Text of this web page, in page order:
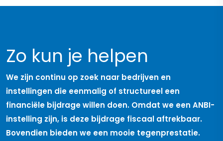
Zo kun je helpen
We zijn continu op zoek naar bedrijven en
instellingen die eenmalig of structureel een
financiële bijdrage willen doen. Omdat we een ANBI-
instelling zijn, is deze bijdrage fiscaal aftrekbaar.
Bovendien bieden we een mooie tegenprestatie.